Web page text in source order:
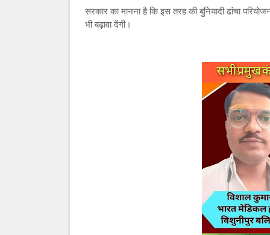
सरकार का मानना है कि इस तरह की बुनियादी ढांचा
भी बढ़ावा देंगी।